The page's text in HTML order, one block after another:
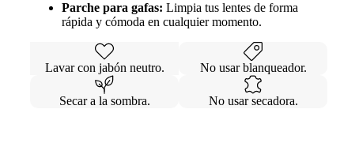
Parche para gafas: Limpia tus lentes de forma
rápida y cómoda en cualquier momento.
Lavar con jabón neutro. No usar blanqueador.
Secar a la sombra. No usar secadora.